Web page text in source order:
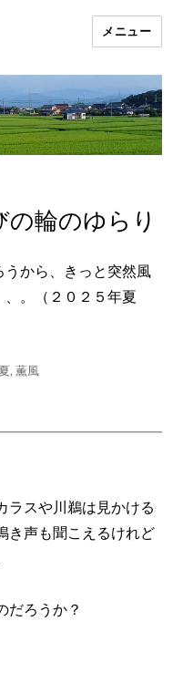
メニュー
輪のゆらり
から、きっと突然風
。（２０２５年夏
タ
夏,薫風
ラスや川鵜は見かける
き声も聞こえるけれど
だろうか？